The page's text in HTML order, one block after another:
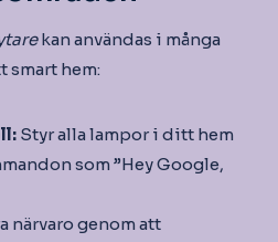
kan användas i många
smart hem:
Styr alla lampor i ditt hem
som ”Hey Google,
närvaro genom att